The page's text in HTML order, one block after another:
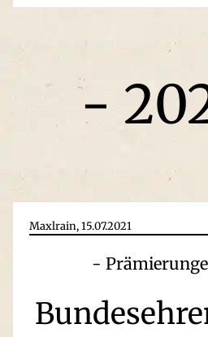
-
Maxlrain, 15.07.2021
-